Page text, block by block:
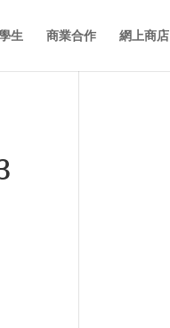
生 商業合作 網上商店